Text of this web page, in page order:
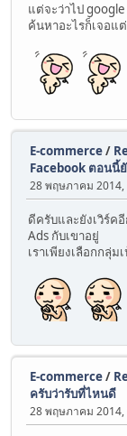
แต่จะว่าไป
ค้นหาอะไรก็เจอแ
E-commerce/
Facebook ตอนนี้
28 พฤษภาคม 2014,
ดีครับและยังเวิร์ค
Ads กับเขาอยู่
เราเพียงเลือกกลุ่
E-commerce/
ครับว่ารับที่ไหนดี
28 พฤษภาคม 2014,